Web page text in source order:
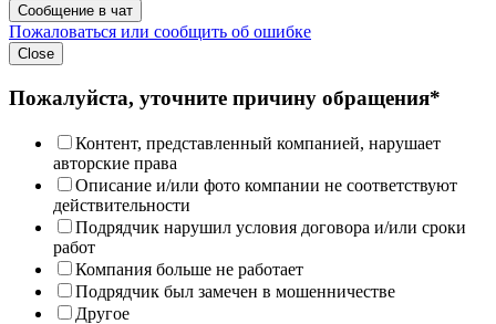
Сообщение в чат
Пожаловаться или сообщить об ошибке
Close
Пожалуйста, уточните причину обращения*
Контент, представленный компанией, нарушает
авторские права
Описание и/или фото компании не соответствуют
действительности
Подрядчик нарушил условия договора и/или сроки
работ
Компания больше не работает
Подрядчик был замечен в мошенничестве
Другое